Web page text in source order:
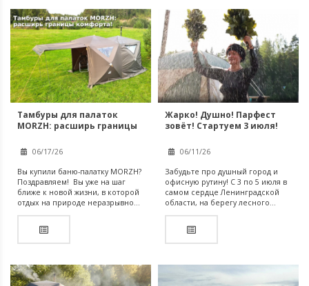
Тамбуры для палаток
MORZH: расширь границы
06/17/26
Вы купили баню-палатку MORZH?
Поздравляем! Вы уже на шаг
ближе к новой жизни, в которой
отдых на природе неразрывно...
Жарко! Душно! Парфест
зовёт! Стартуем 3 июля!
06/11/26
Забудьте про душный город и
офисную рутину! С 3 по 5 июля в
самом сердце Ленинградской
области, на берегу лесного...